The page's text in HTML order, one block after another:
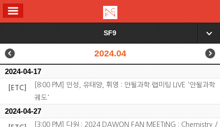
SF9 ▼
2024.04
2024-04-17
[ETC]
[8:00 PM] 인성, 유태양, 휘영 : 안될과학 랩미팅 LIVE '안될과학
궤도'
2024-04-27
[3:00 PM] 다원 : 2024 DAWON FAN MEETING : Chemistry /